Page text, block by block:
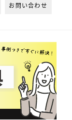
お問い合わせ